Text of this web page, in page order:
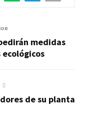
medidas
de su planta